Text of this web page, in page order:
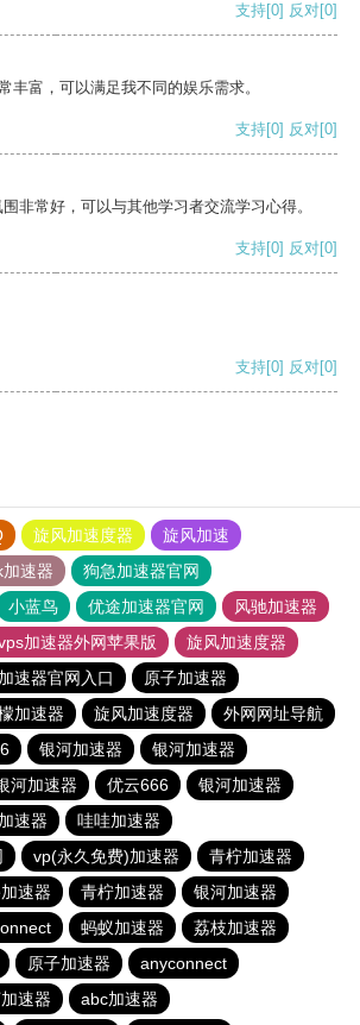
支持[0] 反对[0]
丰富，可以满足我不同的娱乐需求。
支持[0] 反对[0]
非常好，可以与其他学习者交流学习心得。
支持[0] 反对[0]
支持[0] 反对[0]
旋风加速度器
旋风加速
速器
狗急加速器官网
小蓝鸟 优途加速器官网
风驰加速器
加速器外网苹果版
旋风加速度器
速器官网入口
原子加速器
加速器 旋风加速度器
外网网址导航
银河加速器
银河加速器
河加速器 优云666
银河加速器
速器
哇哇加速器
vp(永久免费)加速器
青柠加速器
速器 青柠加速器
银河加速器
蚂蚁加速器
荔枝加速器
原子加速器
anyconnect
速器 abc加速器